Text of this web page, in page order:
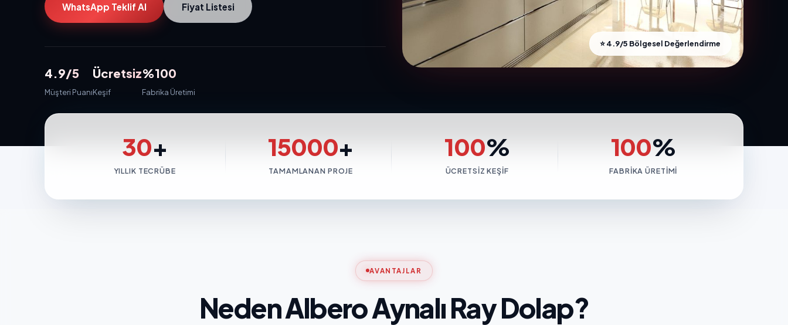
WhatsApp Teklif Al Fiyat Listesi
4.9/5
Müşteri Puanı
Ücretsiz
Keşif
%100
Fabrika Üretimi
⭐ 4.9/5 Bölgesel Değerlendirme
30+
YILLIK TECRÜBE
15000+
TAMAMLANAN PROJE
100%
ÜCRETSIZ KEŞIF
100%
FABRIKA ÜRETIMI
AVANTAJLAR
Neden Albero Aynalı Ray Dolap?